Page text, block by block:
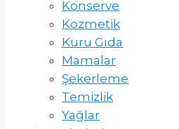
Konserve
Kozmetik
Kuru Gıda
Mamalar
Şekerleme
Temizlik
Yağlar